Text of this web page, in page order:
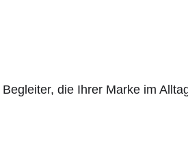
die Ihrer Marke im